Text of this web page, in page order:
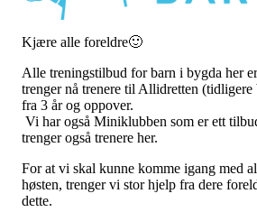
Kjære alle foreldre🙂
Alle treningstilbud for barn i bygda her
trenger nå trenere til Allidretten
fra 3 år og oppover.
Vi har også Miniklubben som er ett
trenger også trenere her.
For at vi skal kunne komme igang med
høsten, trenger vi stor hjelp fra dere
dette.